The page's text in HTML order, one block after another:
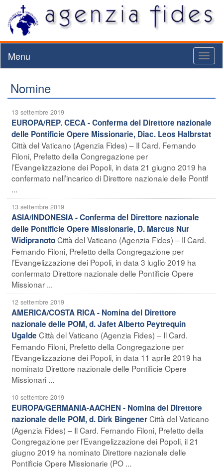
Menu
Nomine
13 settembre 2019
EUROPA/REP. CECA - Conferma del Direttore nazionale
delle Pontificie Opere Missionarie, Diac. Leos Halbrstat
Città del Vaticano (Agenzia Fides) – Il Card. Fernando
Filoni, Prefetto della Congregazione per
l’Evangelizzazione dei Popoli, in data 21 giugno 2019 ha
confermato nell’incarico di Direttore nazionale delle Pontif
...
13 settembre 2019
ASIA/INDONESIA - Conferma del Direttore nazionale
delle Pontificie Opere Missionarie, D. Marcus Nur
WidipranotoCittà del Vaticano (Agenzia Fides) – Il Card.
Fernando Filoni, Prefetto della Congregazione per
l’Evangelizzazione dei Popoli, in data 3 luglio 2019 ha
confermato Direttore nazionale delle Pontificie Opere
Missionar ...
12 settembre 2019
AMERICA/COSTA RICA - Nomina del Direttore
nazionale delle POM, d. Jafet Alberto Peytrequin
Ugalde Città del Vaticano (Agenzia Fides) – Il Card.
Fernando Filoni, Prefetto della Congregazione per
l’Evangelizzazione dei Popoli, in data 11 aprile 2019 ha
nominato Direttore nazionale delle Pontificie Opere
Missionari ...
10 settembre 2019
EUROPA/GERMANIA-AACHEN - Nomina del Direttore
nazionale delle POM, d. Dirk BingenerCittà del Vaticano
(Agenzia Fides) – Il Card. Fernando Filoni, Prefetto della
Congregazione per l’Evangelizzazione dei Popoli, il 21
giugno 2019 ha nominato Direttore nazionale delle
Pontificie Opere Missionarie (PO ...